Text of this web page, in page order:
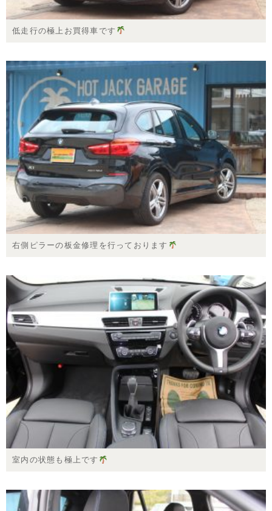
低走行の極上お買得車です
右側ピラーの板金修理を行っております
室内の状態も極上です